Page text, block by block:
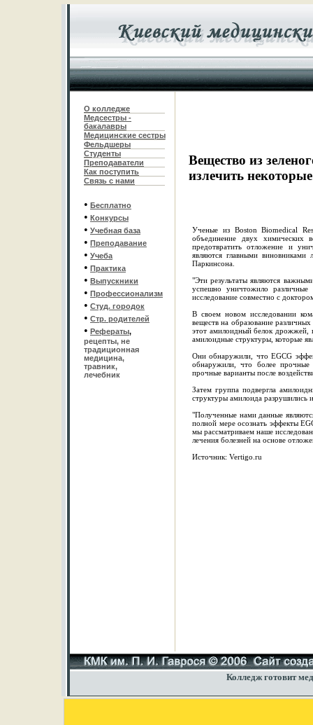
О колледже
Медсестры -
бакалавры
Медицинские сестры
Фельдшеры
Студенты
Преподаватели
Как поступить
Связь с нами
• Бесплатно
• Конкурсы
• Учебная база
• Преподавание
• Учеба
• Практика
• Выпускники
• Профессионализм
• Студ. городок
• Стр. родителей
• Рефераты,
рецепты, не
традиционная
медицина,
травник,
лечебник
Вещество из
излечить
Ученые из Boston Biomedical
объединение двух химических
предотвратить отложение и
являются главными виновниками
Паркинсона.
"Эти результаты являются
успешно уничтожило
исследование совместно с
В своем новом исследовании
веществ на образование
этот амилоидный белок дрожжей,
амилоидные структуры, которые
Они обнаружили, что EGCG
обнаружили, что более прочные
прочные варианты после
Затем группа подвергла
структуры амилоида разрушились
"Полученные нами данные
полной мере осознать эффекты
мы рассматриваем наше
лечения болезней на основе
Источник: Vertigo.ru
Колледж готовит